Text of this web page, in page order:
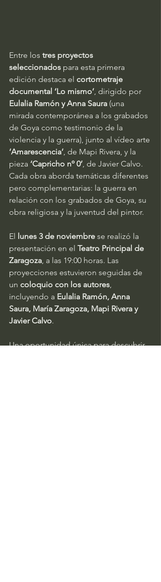
Entre los tres proyectos
seleccionados para esta primera
edición destaca el cortometraje
documental ‘Lo mismo’, dirigido por
Eulalia Ramón y Anna Saura (una
mirada contemporánea a los grabados
de Goya como testimonio de la
violencia y la guerra), junto al vídeo arte
‘Amarescencia’, de Mapi Rivera, y la
pieza ‘Capricho nº 0’, de Javier Calvo.
Cada obra aborda temáticas diferentes
pero complementarias: la guerra en
relación con los grabados de Goya, su
obra religiosa y la juventud del pintor.
El lunes 3 de noviembre se realizó la
presentación en el Teatro Principal de
Zaragoza, a las 19:00 horas. Las
proyecciones estuvieron seguidas de
un coloquio con los autores,
incluyendo a Eulalia Ramón, Anna
Saura, María Zaragoza, Mapi Rivera y
Javier Calvo.
Una oportunidad única para descubrir